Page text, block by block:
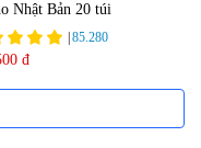
Nhật Bản 20 túi
85.280
đ